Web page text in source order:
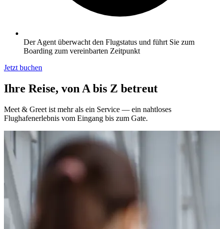
Der Agent überwacht den Flugstatus und führt Sie zum
Boarding zum vereinbarten Zeitpunkt
Jetzt buchen
Ihre Reise, von A bis Z betreut
Meet & Greet ist mehr als ein Service — ein nahtloses
Flughafenerlebnis vom Eingang bis zum Gate.